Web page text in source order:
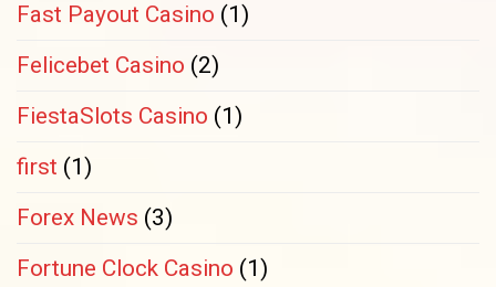
Fast Payout Casino (1)
Felicebet Casino (2)
FiestaSlots Casino (1)
first (1)
Forex News (3)
Fortune Clock Casino (1)